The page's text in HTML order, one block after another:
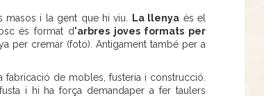
i la gent que hi viu. La llenya és el
és format d'arbres joves formats per
per cremar (foto). Antigament també per a
de mobles, fusteria i construcció.
i hi ha força demandaper a fer taulers